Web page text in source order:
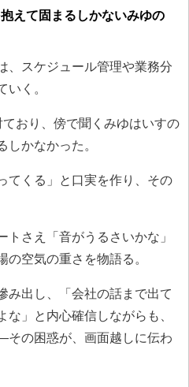
えて固まるしかないみゆの
、スケジュール管理や業務分
いく。
おり、傍で聞くみゆはいすの
しかなかった。
てくる」と口実を作り、その
さえ「音がうるさいかな」
の空気の重さを物語る。
み出し、「会社の話まで出て
な」と内心確信しながらも、
の困惑が、画面越しに伝わ